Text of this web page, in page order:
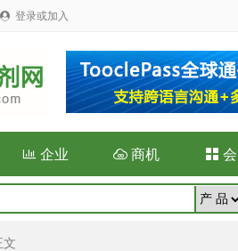
 登录或加入
企业  商机 
文